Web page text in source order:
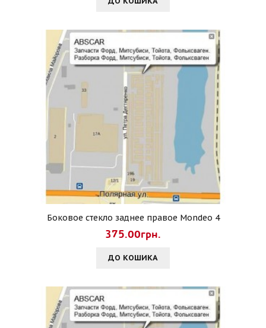
Боковое стекло заднее правое Mondeo 4
375.00грн.
ДО КОШИКА